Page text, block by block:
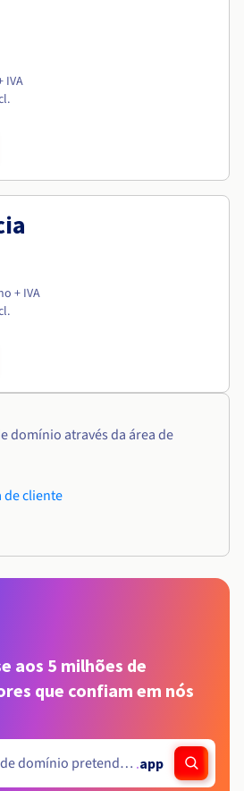
IVA
+ IVA
domínio através da área de
de cliente
aos 5 milhões de
que confiam em nós
.app